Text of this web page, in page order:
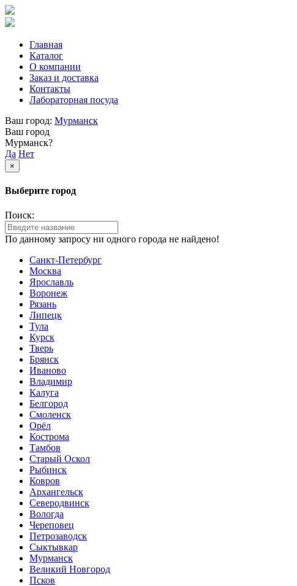
Главная
Каталог
О компании
Заказ и доставка
Контакты
Лабораторная посуда
Ваш город: Мурманск
Ваш город
Мурманск?
Да Нет
×
Выберите город
Поиск:
По данному запросу ни одного города не найдено!
Санкт-Петербург
Москва
Ярославль
Воронеж
Рязань
Липецк
Тула
Курск
Тверь
Брянск
Иваново
Владимир
Калуга
Белгород
Смоленск
Орёл
Кострома
Тамбов
Старый Оскол
Рыбинск
Ковров
Архангельск
Северодвинск
Вологда
Череповец
Петрозаводск
Сыктывкар
Мурманск
Великий Новгород
Псков